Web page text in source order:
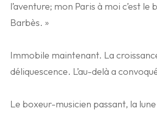
l’aventure; mon Paris à moi c’est le
Barbès. »
Immobile maintenant. La
déliquescence. L’au-delà a
Le boxeur-musicien passant, la